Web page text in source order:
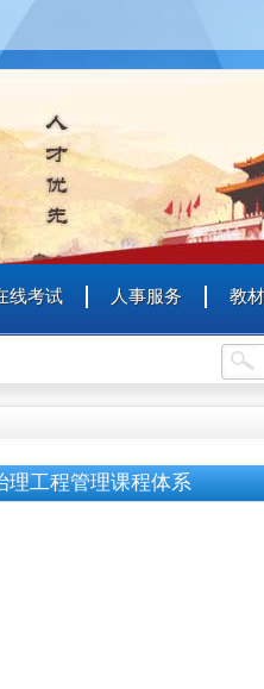
线考试 人事服务 教
理工程管理课程体系